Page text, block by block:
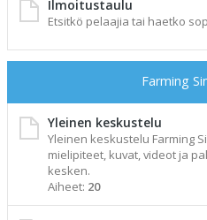
Ilmoitustaulu
Etsitkö pelaajia tai haetko
Farming
Yleinen keskustelu
Yleinen keskustelu Farming
mielipiteet, kuvat, videot ja
kesken.
Aiheet: 20